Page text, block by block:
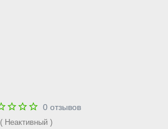
0 отзывов
( Неактивный )